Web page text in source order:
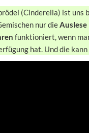
(Cinderella) ist uns
nur dieAuslese
funktioniert, wenn
hat. Und die